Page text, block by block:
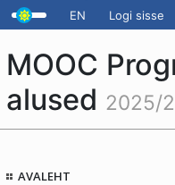
EN
Logi sisse
MOOC
alused 2025/
AVALEHT